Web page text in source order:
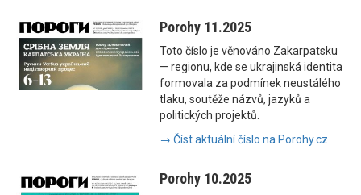
Porohy 11.2025
Toto číslo je věnováno Zakarpatsku
— regionu, kde se ukrajinská identita
formovala za podmínek neustálého
tlaku, soutěže názvů, jazyků a
politických projektů.
→ Číst aktuální číslo na Porohy.cz
Porohy 10.2025